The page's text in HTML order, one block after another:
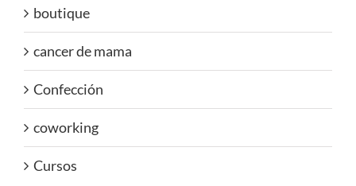
boutique
cancer de mama
Confección
coworking
Cursos